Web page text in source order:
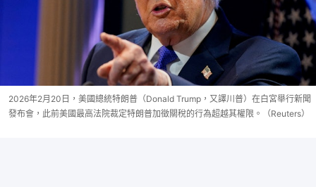
2026年2月20日，美國總統特朗普（Donald Trump，又譯川普）在白宮舉行新聞
發布會，此前美國最高法院裁定特朗普加徵關稅的行為超越其權限。（Reuters）